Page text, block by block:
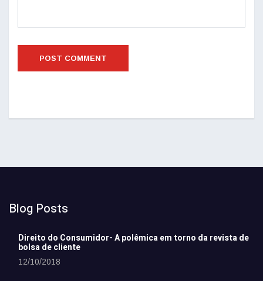
Blog Posts
Direito do Consumidor- A polêmica em torno da revista de
bolsa de cliente
12/10/2018